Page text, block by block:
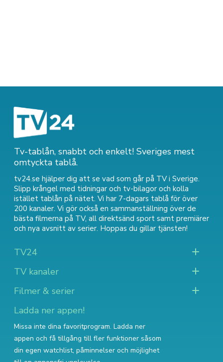
Tv-tablån, snabbt och enkelt! Sveriges mest
omtyckta tablå.
tv24.se hjälper dig att se vad som går på TV i Sverige.
Slipp krångel med tidningar och tv-bilagor och kolla
istället tablån på nätet. Vi har 7-dagars tablå för över
200 kanaler. Vi gör också en sammanställning över de
bästa filmerna på TV, all direktsänd sport samt premiärer
och nya avsnitt av serier. Hoppas du gillar tjänsten!
TV24
TV kanaler
Filmer & serier
Ladda ner appen!
Missa inte dina favoritprogram. Ladda ner
appen och få tillgång till fler funktioner såsom
din egen watchlist, påminnelser och möjlighet